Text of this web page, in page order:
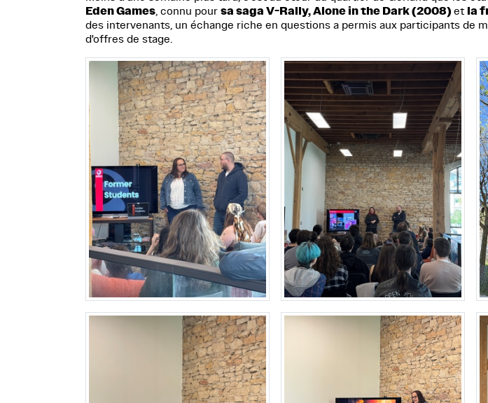
Eden Games, connu pour sa saga V-Rally, Alone in the Dark (2008) et la
des intervenants, un échange riche en questions a permis aux participants de
d'offres de stage.